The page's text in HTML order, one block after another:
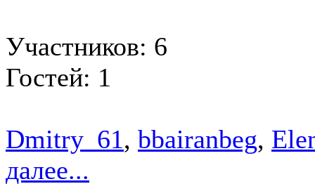
Участников: 6
Гостей: 1
Dmitry_61, bbairanbeg,
далее...